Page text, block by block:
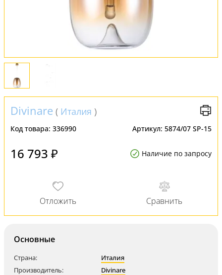
Divinare ( Италия )
Код товара: 336990 Артикул: 5874/07 SP-15
16 793 ₽ Наличие по запросу
Основные
Страна:
Италия
Производитель:
Divinare